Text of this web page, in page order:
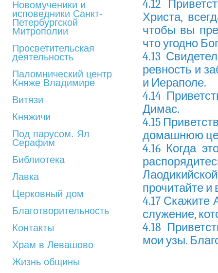
Новомученики и
исповедники Санкт-
Петербургской
Митрополии
Просветительская
деятельность
Паломнический центр
Княже Владимире
Витязи
Княжичи
Под парусом. Ял
Серафим
Библиотека
Лавка
Церковный дом
Благотворительность
Контакты
Храм в Левашово
Жизнь общины
4.12
Христа,
чтобы вы
что угодно
4.13
ревность и
и Иераполе.
4.14
Димас.
4.15
домашнюю
4.16 Когда
прочитайте и
4.17 Скажите
служение,
4.18
мои узы.